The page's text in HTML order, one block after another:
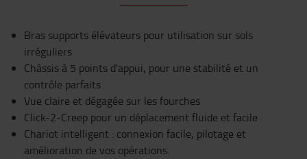
Bras supports élévateurs pour utilisation sur sols
irréguliers
Châssis à 5 points d'appui, pour une stabilité et un
contrôle parfaits
Vue claire et dégagée sur les fourches
Click-2-Creep pour un déplacement fluide et facile
Chariot intelligent : connexion facile, pilotage et
amélioration de vos opérations.